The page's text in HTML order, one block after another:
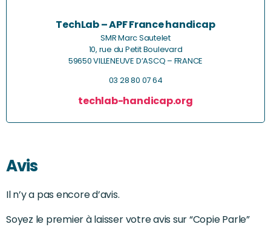
TechLab – APF France handicap
SMR Marc Sautelet
10, rue du Petit Boulevard
59650 VILLENEUVE D’ASCQ – FRANCE
03 28 80 07 64
techlab-handicap.org
Avis
Il n’y a pas encore d’avis.
Soyez le premier à laisser votre avis sur “Copie Parle”